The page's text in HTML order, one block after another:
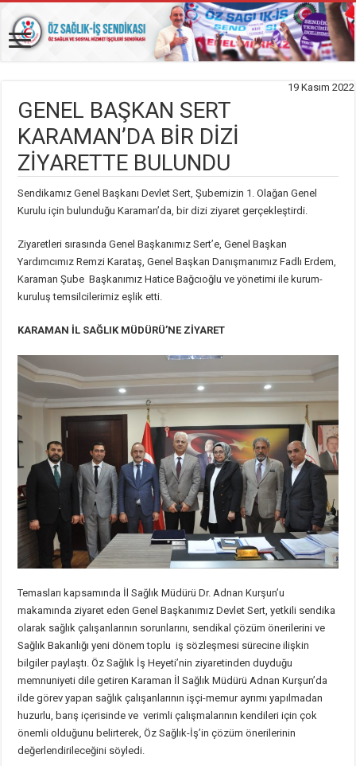
19 Kasım 2022
GENEL BAŞKAN SERT
KARAMAN’DA BİR DİZİ
ZİYARETTE BULUNDU
Sendikamız Genel Başkanı Devlet Sert, Şubemizin 1. Olağan Genel
Kurulu için bulunduğu Karaman’da, bir dizi ziyaret gerçekleştirdi.
Ziyaretleri sırasında Genel Başkanımız Sert’e, Genel Başkan
Yardımcımız Remzi Karataş, Genel Başkan Danışmanımız Fadlı Erdem,
Karaman Şube Başkanımız Hatice Bağcıoğlu ve yönetimi ile kurum-
kuruluş temsilcilerimiz eşlik etti.
KARAMAN İL SAĞLIK MÜDÜRÜ’NE ZİYARET
Temasları kapsamında İl Sağlık Müdürü Dr. Adnan Kurşun’u
makamında ziyaret eden Genel Başkanımız Devlet Sert, yetkili sendika
olarak sağlık çalışanlarının sorunlarını, sendikal çözüm önerilerini ve
Sağlık Bakanlığı yeni dönem toplu iş sözleşmesi sürecine ilişkin
bilgiler paylaştı. Öz Sağlık İş Heyeti’nin ziyaretinden duyduğu
memnuniyeti dile getiren Karaman İl Sağlık Müdürü Adnan Kurşun’da
ilde görev yapan sağlık çalışanlarının işçi-memur ayrımı yapılmadan
huzurlu, barış içerisinde ve verimli çalışmalarının kendileri için çok
önemli olduğunu belirterek, Öz Sağlık-İş’in çözüm önerilerinin
değerlendirileceğini söyledi.